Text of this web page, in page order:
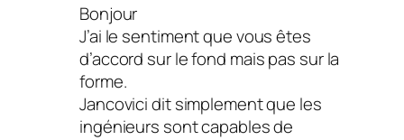
Bonjour
J’ai le sentiment que vous êtes
d’accord sur le fond mais pas sur la
forme.
Jancovici dit simplement que les
ingénieurs sont capables de